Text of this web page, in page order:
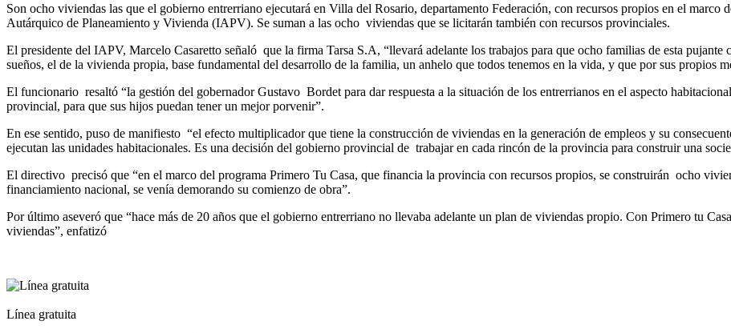
Son ocho viviendas las que el gobierno entrerriano ejecutará en Villa del Rosario, departamento Federación, con recursos propios en el marco
Autárquico de Planeamiento y Vivienda (IAPV). Se suman a las ocho viviendas que se licitarán también con recursos provinciales.
El presidente del IAPV, Marcelo Casaretto señaló que la firma Tarsa S.A, “llevará adelante los trabajos para que ocho familias de esta pujante
sueños, el de la vivienda propia, base fundamental del desarrollo de la familia, un anhelo que todos tenemos en la vida, y que por sus propios
El funcionario resaltó “la gestión del gobernador Gustavo Bordet para dar respuesta a la situación de los entrerrianos en el aspecto
provincial, para que sus hijos puedan tener un mejor porvenir”.
En ese sentido, puso de manifiesto “el efecto multiplicador que tiene la construcción de viviendas en la generación de empleos y su
ejecutan las unidades habitacionales. Es una decisión del gobierno provincial de trabajar en cada rincón de la provincia para construir una
El directivo precisó que “en el marco del programa Primero Tu Casa, que financia la provincia con recursos propios, se construirán ocho
financiamiento nacional, se venía demorando su comienzo de obra”.
Por último aseveró que “hace más de 20 años que el gobierno entrerriano no llevaba adelante un plan de viviendas propio. Con Primero tu
viviendas”, enfatizó
Línea gratuita